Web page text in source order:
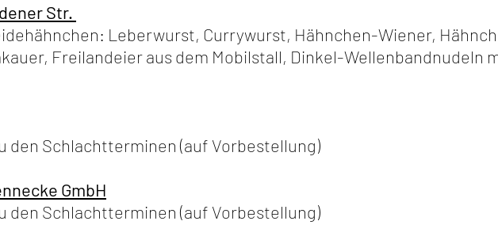
Str.
Leberwurst, Currywurst, Hähnchen-Wiener,
Freilandeier aus dem Mobilstall, Dinkel-Wellenbandnudeln
den Schlachtterminen (auf Vorbestellung)
GmbH
den Schlachtterminen (auf Vorbestellung)